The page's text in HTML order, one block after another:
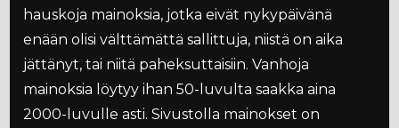
hauskoja mainoksia, jotka eivät nykypäivänä
enään olisi välttämättä sallittuja, niistä on aika
jättänyt, tai niitä paheksuttaisiin. Vanhoja
mainoksia löytyy ihan 50-luvulta saakka aina
2000-luvulle asti. Sivustolla mainokset on